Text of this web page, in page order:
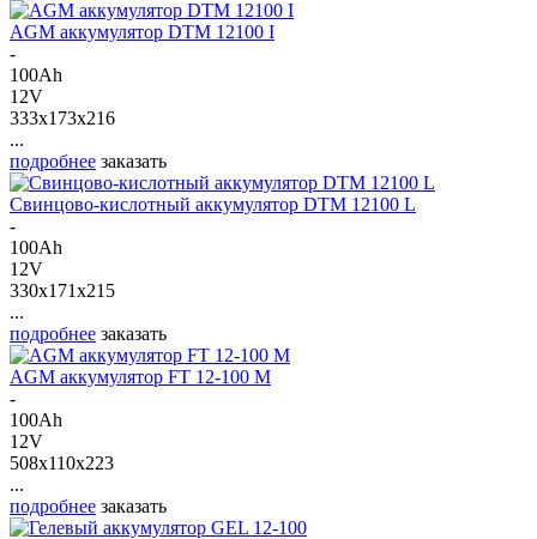
AGM аккумулятор DTM 12100 I
-
100Ah
12V
333x173x216
...
подробнее заказать
Свинцово-кислотный аккумулятор DTM 12100 L
-
100Ah
12V
330x171x215
...
подробнее заказать
AGM аккумулятор FT 12-100 M
-
100Ah
12V
508x110x223
...
подробнее заказать